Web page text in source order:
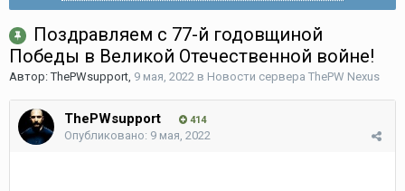
Поздравляем с 77-й годовщиной
Победы в Великой Отечественной войне!
Автор:ThePWsupport, 9 мая, 2022 в Новости сервера ThePW Nexus
ThePWsupport 414
Опубликовано: 9 мая, 2022